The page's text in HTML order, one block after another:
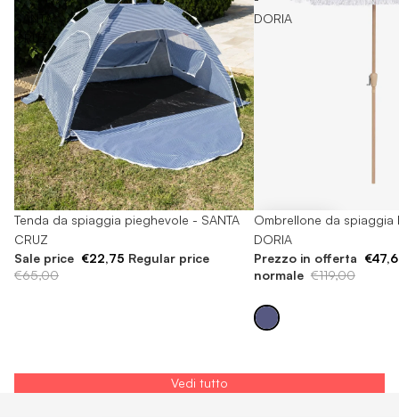
SANTA
CRUZ
-65%
Tenda da spiaggia pieghevole - SANTA
CRUZ
Sale price €22,75 Regular price
€65,00
DORIA
-60%
Ombrellone da spiaggia
DORIA
Prezzo in offerta
normale €119,00
Vedi tutto